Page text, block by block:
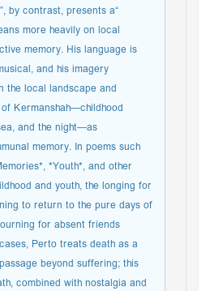
by contrast, presents a
more heavily on local
memory. His language is
and his imagery
the local landscape and
Kermanshah—childhood
and the night—as
memory. In poems such
*Youth*, and other
and youth, the longing for
to return to the pure days of
for absent friends
Perto treats death as a
beyond suffering; this
combined with nostalgia and